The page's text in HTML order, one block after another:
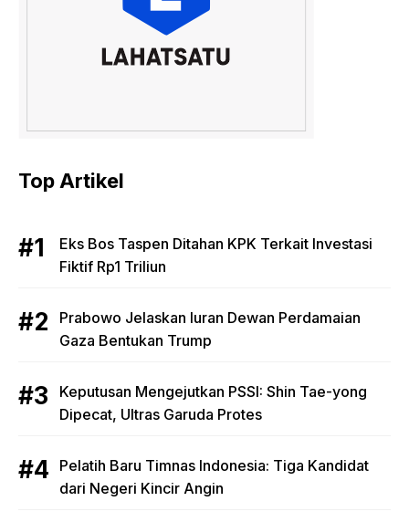
Top Artikel
Eks Bos Taspen Ditahan KPK Terkait Investasi
Fiktif Rp1 Triliun
Prabowo Jelaskan Iuran Dewan Perdamaian
Gaza Bentukan Trump
Keputusan Mengejutkan PSSI: Shin Tae-yong
Dipecat, Ultras Garuda Protes
Pelatih Baru Timnas Indonesia: Tiga Kandidat
dari Negeri Kincir Angin